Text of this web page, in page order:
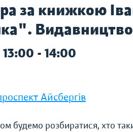
за книжкою
- 14:00
Айсбергів
будемо розбиратися, хто